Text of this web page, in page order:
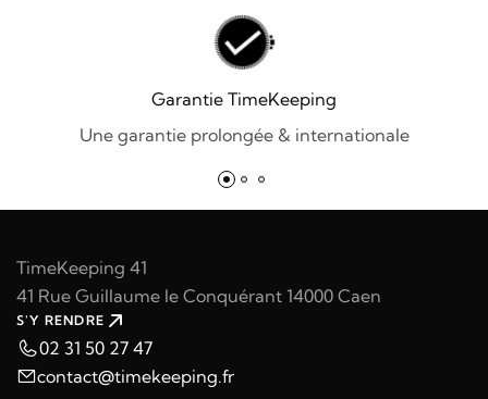
Garantie TimeKeeping
Une garantie prolongée & internationale
TimeKeeping 41
41 Rue Guillaume le Conquérant 14000 Caen
S'Y RENDRE
02 31 50 27 47
contact@timekeeping.fr